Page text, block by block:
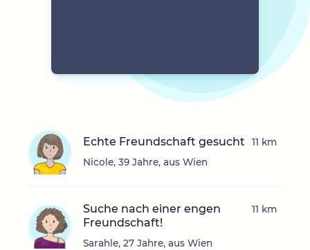
Echte Freundschaft gesucht
Nicole, 39 Jahre, aus Wien
11 km
Suche nach einer engen
Freundschaft!
Sarahle, 27 Jahre, aus Wien
11 km